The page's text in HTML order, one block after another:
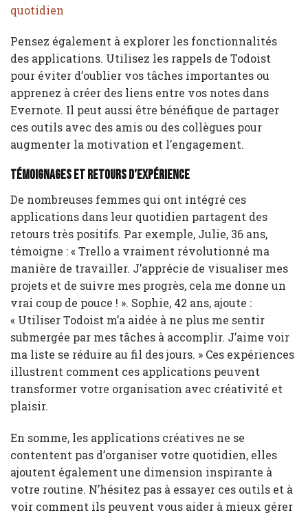
quotidien
Pensez également à explorer les fonctionnalités
des applications. Utilisez les rappels de Todoist
pour éviter d’oublier vos tâches importantes ou
apprenez à créer des liens entre vos notes dans
Evernote. Il peut aussi être bénéfique de partager
ces outils avec des amis ou des collègues pour
augmenter la motivation et l’engagement.
Témoignages et retours d’expérience
De nombreuses femmes qui ont intégré ces
applications dans leur quotidien partagent des
retours très positifs. Par exemple, Julie, 36 ans,
témoigne : « Trello a vraiment révolutionné ma
manière de travailler. J’apprécie de visualiser mes
projets et de suivre mes progrès, cela me donne un
vrai coup de pouce ! ». Sophie, 42 ans, ajoute :
« Utiliser Todoist m’a aidée à ne plus me sentir
submergée par mes tâches à accomplir. J’aime voir
ma liste se réduire au fil des jours. » Ces expériences
illustrent comment ces applications peuvent
transformer votre organisation avec créativité et
plaisir.
En somme, les applications créatives ne se
contentent pas d’organiser votre quotidien, elles
ajoutent également une dimension inspirante à
votre routine. N’hésitez pas à essayer ces outils et à
voir comment ils peuvent vous aider à mieux gérer